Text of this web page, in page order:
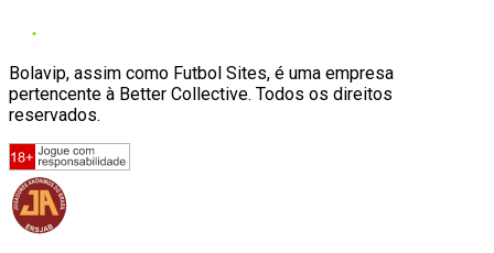
Bolavip, assim como Futbol Sites, é uma empresa
pertencente à Better Collective. Todos os direitos
reservados.